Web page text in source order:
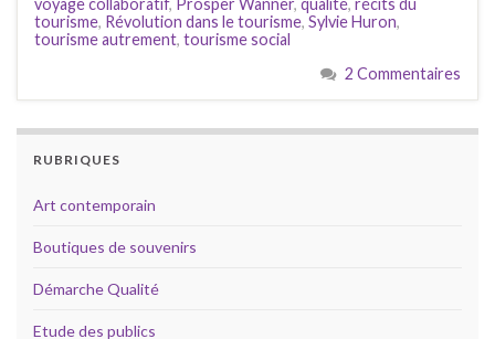
voyage collaboratif, Prosper Wanner, qualité, récits du
tourisme, Révolution dans le tourisme, Sylvie Huron,
tourisme autrement, tourisme social
2 Commentaires
RUBRIQUES
Art contemporain
Boutiques de souvenirs
Démarche Qualité
Etude des publics